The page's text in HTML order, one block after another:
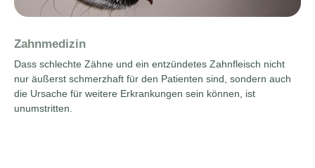
Zahnmedizin
Dass schlechte Zähne und ein entzündetes Zahnfleisch nicht
nur äußerst schmerzhaft für den Patienten sind, sondern auch
die Ursache für weitere Erkrankungen sein können, ist
unumstritten.